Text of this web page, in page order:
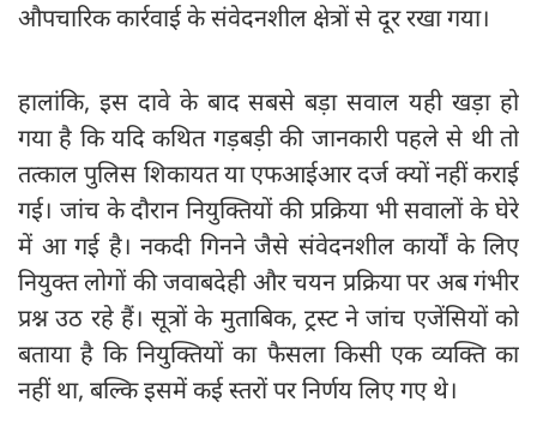
औपचारिक कार्रवाई के संवेदनशील क्षेत्रों से दूर रखा गया।
हालांकि, इस दावे के बाद सबसे बड़ा सवाल यही खड़ा हो
गया है कि यदि कथित गड़बड़ी की जानकारी पहले से थी तो
तत्काल पुलिस शिकायत या एफआईआर दर्ज क्यों नहीं कराई
गई। जांच के दौरान नियुक्तियों की प्रक्रिया भी सवालों के घेरे
में आ गई है। नकदी गिनने जैसे संवेदनशील कार्यों के लिए
नियुक्त लोगों की जवाबदेही और चयन प्रक्रिया पर अब गंभीर
प्रश्न उठ रहे हैं। सूत्रों के मुताबिक, ट्रस्ट ने जांच एजेंसियों को
बताया है कि नियुक्तियों का फैसला किसी एक व्यक्ति का
नहीं था, बल्कि इसमें कई स्तरों पर निर्णय लिए गए थे।